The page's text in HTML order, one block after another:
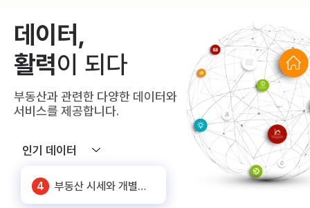
데이터,
활력이 되다
부동산과 관련한 다양한 데이터와
서비스를 제공합니다.
인기 데이터
상가임대료(공공상가)
화물차 기종점 통행량
1 공동주택 단지 연계정보
3 신축 건축물 정보
4 부동산 시세와 개별공시지가_서울